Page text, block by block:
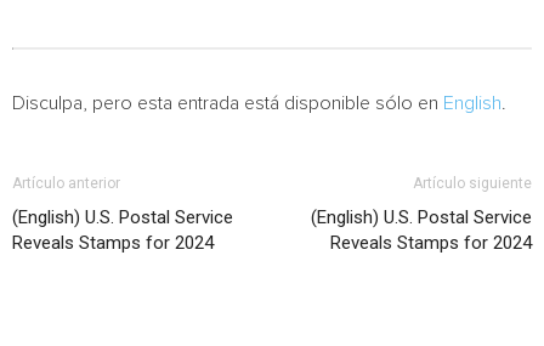
Disculpa, pero esta entrada está disponible sólo en English
Artículo anterior
(English) U.S. Postal Service
Reveals Stamps for 2024
Artículo siguiente
(English) U.S. Postal Service
Reveals Stamps for 2024